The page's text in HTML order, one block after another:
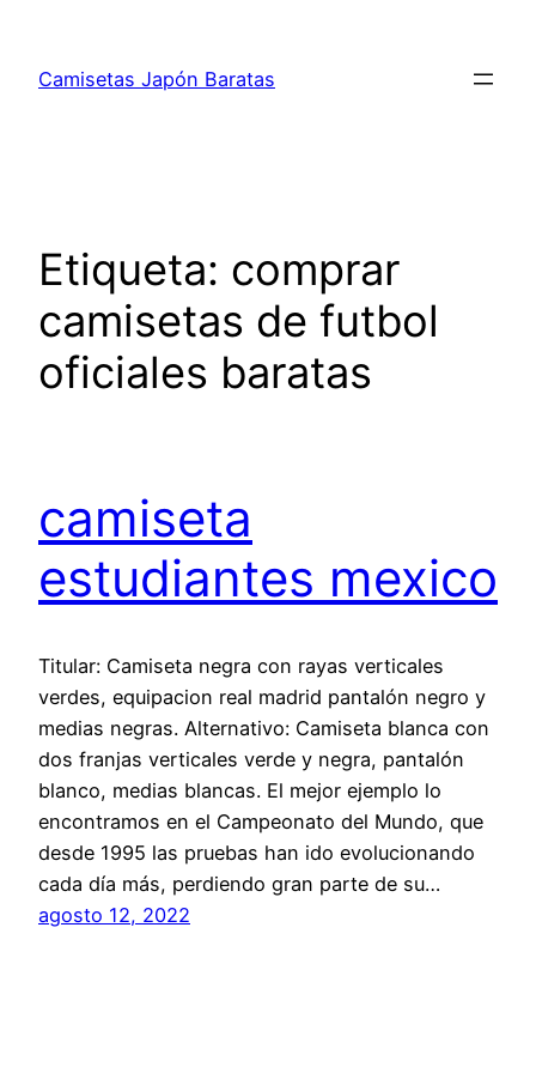
contenido
Camisetas Japón Baratas
Etiqueta: comprar
camisetas de futbol
oficiales baratas
camiseta
estudiantes mexico
Titular: Camiseta negra con rayas verticales
verdes, equipacion real madrid pantalón negro y
medias negras. Alternativo: Camiseta blanca con
dos franjas verticales verde y negra, pantalón
blanco, medias blancas. El mejor ejemplo lo
encontramos en el Campeonato del Mundo, que
desde 1995 las pruebas han ido evolucionando
cada día más, perdiendo gran parte de su…
agosto 12, 2022